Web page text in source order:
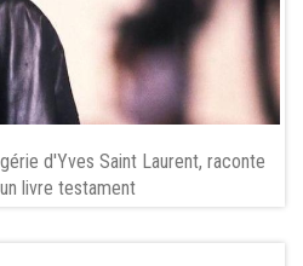
d'Yves Saint Laurent, raconte
livre testament